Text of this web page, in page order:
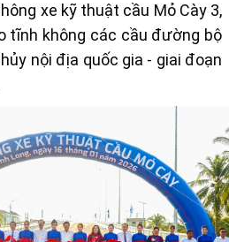
xe kỹ thuật cầu Mỏ Cày 3,
tĩnh không các cầu đường bộ
nội địa quốc gia - giai đoạn